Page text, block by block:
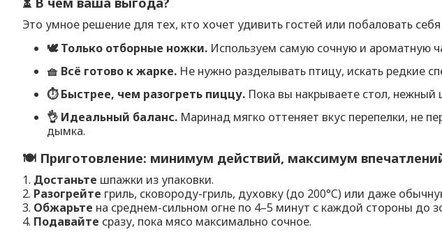
Это умное решение для тех, кто хочет удивить гостей или побаловать
🕊️ Только отборные ножки. Используем самую сочную и ароматную
🧺 Всё готово к жарке. Не нужно разделывать птицу, искать редкие
⏱️ Быстрее, чем разогреть пиццу. Пока вы накрываете стол,
👌 Идеальный баланс. Маринад мягко оттеняет вкус перепелки, не
дымка.
🍽️ Приготовление: минимум действий, максимум
1. Достаньте шпажки из упаковки.
2. Разогрейте гриль, сковороду-гриль, духовку (до 200°C) или даже
3. Обжарьте на среднем-сильном огне по 4–5 минут с каждой стороны до
4. Подавайте сразу, пока мясо максимально сочное.